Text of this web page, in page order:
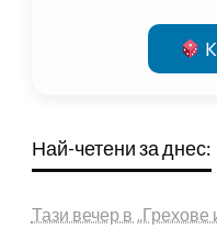
Най-четени за днес:
Тази вечер в „Грехове